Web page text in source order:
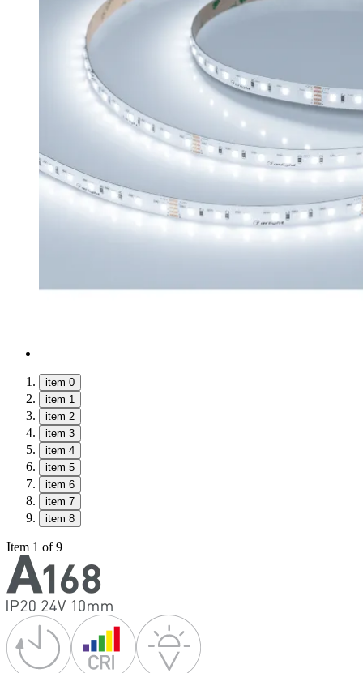
item 0
item 1
item 2
item 3
item 4
item 5
item 6
item 7
item 8
Item 1 of 9